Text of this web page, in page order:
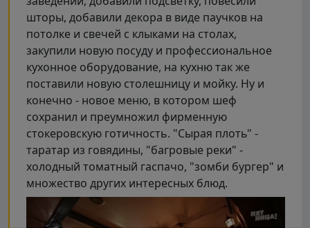
шторы, добавили декора в виде паучков на
потолке и свечей с клыками на столах,
закупили новую посуду и профессиональное
кухонное оборудование, на кухню так же
поставили новую столешницу и мойку. Ну и
конечно - новое меню, в котором шеф
сохранил и преумножил фирменную
стокеровскую готичность. "Сырая плоть" -
таратар из говядины, "багровые реки" -
холодный томатный гаспачо, "зомби бургер" и
множество других интересных блюд.